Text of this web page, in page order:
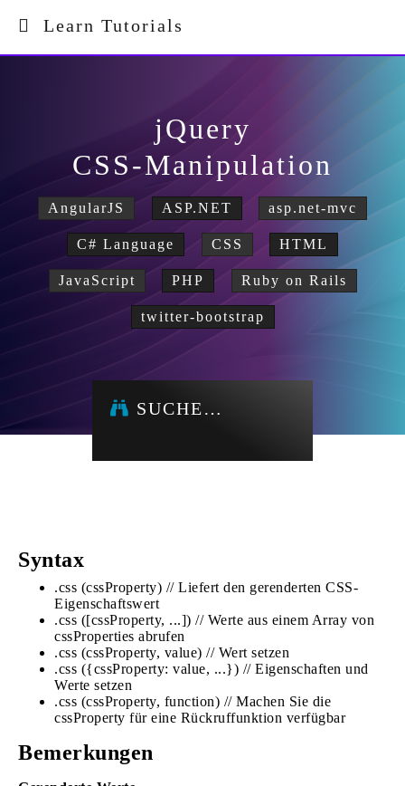
Learn Tutorials
jQuery
CSS-Manipulation
AngularJS ASP.NET asp.net-mvc
C# Language CSS HTML
JavaScript PHP Ruby on Rails
twitter-bootstrap
SUCHE…
Syntax
.css (cssProperty) // Liefert den gerenderten CSS-
Eigenschaftswert
.css ([cssProperty, ...]) // Werte aus einem Array von
cssProperties abrufen
.css (cssProperty, value) // Wert setzen
.css ({cssProperty: value, ...}) // Eigenschaften und
Werte setzen
.css (cssProperty, function) // Machen Sie die
cssProperty für eine Rückruffunktion verfügbar
Bemerkungen